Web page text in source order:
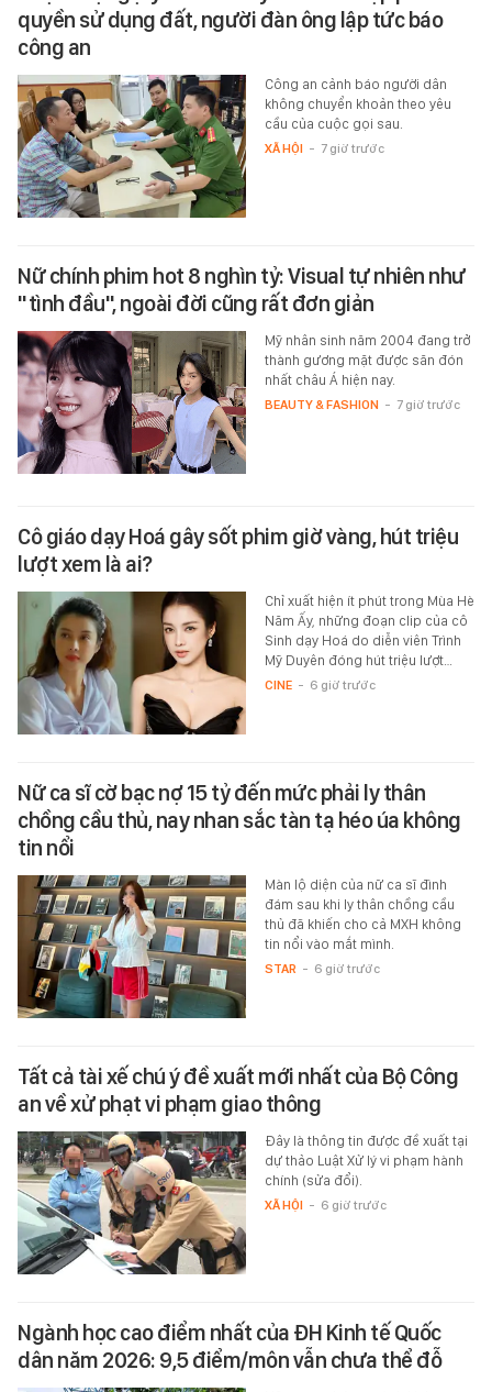
quyền sử dụng đất, người đàn ông lập tức báo
công an
Công an cảnh báo người dân
không chuyển khoản theo yêu
cầu của cuộc gọi sau.
XÃ HỘI - 7 giờ trước
Nữ chính phim hot 8 nghìn tỷ: Visual tự nhiên như
"tình đầu", ngoài đời cũng rất đơn giản
Mỹ nhân sinh năm 2004 đang trở
thành gương mặt được săn đón
nhất châu Á hiện nay.
BEAUTY & FASHION - 7 giờ trước
Cô giáo dạy Hoá gây sốt phim giờ vàng, hút triệu
lượt xem là ai?
Chỉ xuất hiện ít phút trong Mùa Hè
Năm Ấy, những đoạn clip của cô
Sinh dạy Hoá do diễn viên Trình
Mỹ Duyên đóng hút triệu lượt…
CINE - 6 giờ trước
Nữ ca sĩ cờ bạc nợ 15 tỷ đến mức phải ly thân
chồng cầu thủ, nay nhan sắc tàn tạ héo úa không
tin nổi
Màn lộ diện của nữ ca sĩ đình
đám sau khi ly thân chồng cầu
thủ đã khiến cho cả MXH không
tin nổi vào mắt mình.
STAR - 6 giờ trước
Tất cả tài xế chú ý đề xuất mới nhất của Bộ Công
an về xử phạt vi phạm giao thông
Đây là thông tin được đề xuất tại
dự thảo Luật Xử lý vi phạm hành
chính (sửa đổi).
XÃ HỘI - 6 giờ trước
Ngành học cao điểm nhất của ĐH Kinh tế Quốc
dân năm 2026: 9,5 điểm/môn vẫn chưa thể đỗ